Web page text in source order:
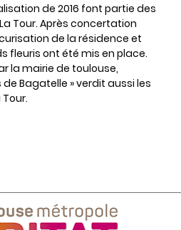
de 2016 font partie des
Tour. Après concertation
de la résidence et
fleuris ont été mis en place.
la mairie de toulouse,
Bagatelle » verdit aussi les